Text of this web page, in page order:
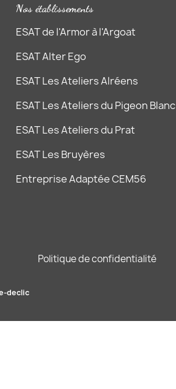
Nos établissements
ESAT de l'Armor à l'Argoat
ESAT Alter Ego
ESAT Les Ateliers Alréens
ESAT Les Ateliers du Pigeon Blanc
ESAT Les Ateliers du Prat
ESAT Les Bruyères
Entreprise Adaptée CEM56
Politique de confidentialité
declic